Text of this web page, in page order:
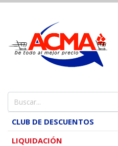
CLUB DE DESCUENTOS
LIQUIDACIÓN